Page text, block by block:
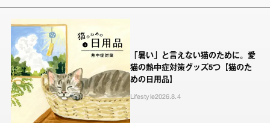
「暑い」と言えない猫のために。愛
猫の熱中症対策グッズ5つ【猫のた
めの日用品】
Lifestyle2026.8.4